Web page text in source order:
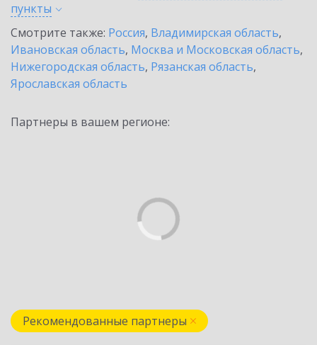
пункты
Смотрите также: Россия, Владимирская область,
Ивановская область, Москва и Московская область,
Нижегородская область, Рязанская область,
Ярославская область
Партнеры в вашем регионе:
Рекомендованные партнеры